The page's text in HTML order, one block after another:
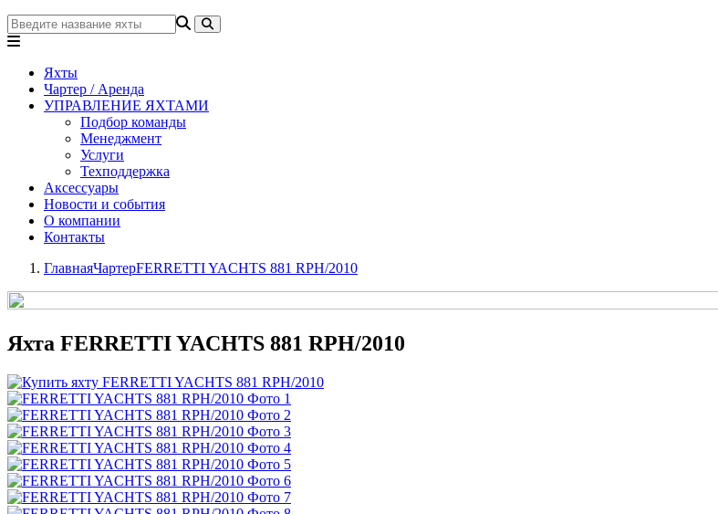
Яхты
Чартер / Аренда
УПРАВЛЕНИЕ ЯХТАМИ
Подбор команды
Менеджмент
Услуги
Техподдержка
Аксессуары
Новости и события
О компании
Контакты
ГлавнаяЧартерFERRETTI YACHTS 881 RPH/2010
Яхта FERRETTI YACHTS 881 RPH/2010